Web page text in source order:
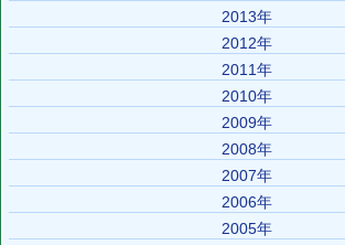
2013年
2012年
2011年
2010年
2009年
2008年
2007年
2006年
2005年